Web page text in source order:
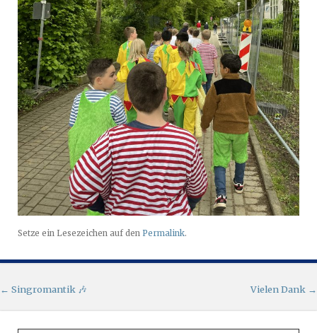
Setze ein Lesezeichen auf den Permalink.
Artikel-Navigation
← Singromantik 🎶 Vielen Dank →